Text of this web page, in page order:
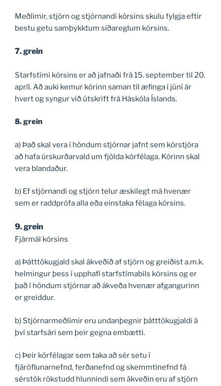
Meðlimir, stjórn og stjórnandi kórsins skulu fylgja eftir
bestu getu samþykktum siðareglum kórsins.
7. grein
Starfstími kórsins er að jafnaði frá 15. september til 20.
apríl. Að auki kemur kórinn saman til æfinga í júní ár
hvert og syngur við útskrift frá Háskóla Íslands.
8. grein
a) Það skal vera í höndum stjórnar jafnt sem kórstjóra
að hafa úrskurðarvald um fjölda kórfélaga. Kórinn skal
vera blandaður.
b) Ef stjórnandi og stjórn telur æskilegt má hvenær
sem er raddprófa alla eða einstaka félaga kórsins.
9. grein
Fjármál kórsins
a) Þátttökugjald skal ákveðið af stjórn og greiðist a.m.k.
helmingur þess í upphafi starfstímabils kórsins og er
það í höndum stjórnar að ákveða hvenær afgangurinn
er greiddur.
b) Stjórnarmeðlimir eru undanþegnir þátttökugjaldi á
því starfsári sem þeir gegna embætti.
c) Þeir kórfélagar sem taka að sér setu í
fjáröflunarnefnd, ferðanefnd og skemmtinefnd fá
sérstök rökstudd hlunnindi sem ákveðin eru af stjórn